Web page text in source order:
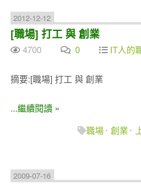
2012-12-12
[職場] 打工 與 創業
4700 0 IT人的
摘要:[職場] 打工 與 創業
...繼續閱讀 »
職場 創業
2009-07-16